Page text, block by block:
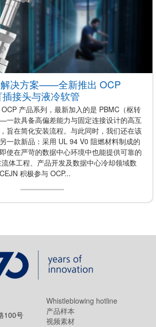
决方案——全新推出 OCP
接头与液冷软管
产品系列，最新加入的是 PBMC（枢转
款具备高偏差能力与固定连接设计的高互
旨在简化安装流程。与此同时，我们还在该
一款新品：采用 UL 94 V0 阻燃材料制成的
使在严苛的数据中心环境中也能提供可靠的
体工程、产品开发及数据中心冷却领域数
积极参与 OCP...
100号
Whistleblowing hotline
产品样本
视频素材